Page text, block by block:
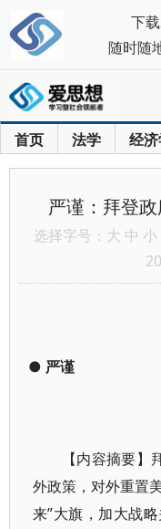
首页 法学 经
严谨：拜登
选择字号： 大 中 小
● 严谨
【内容摘要
外政策，对外重置
来”大旗，加大战
下
随时随